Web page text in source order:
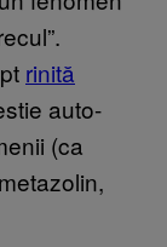
rinită
auto-
(ca